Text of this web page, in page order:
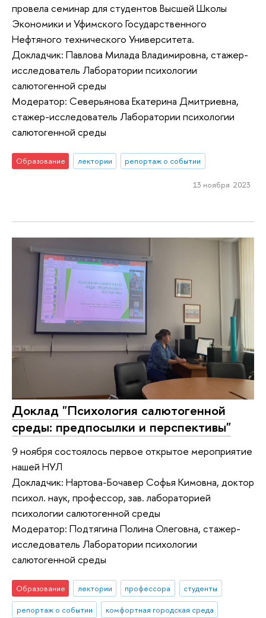
провела семинар для студентов Высшей Школы
Экономики и Уфимского Государственного
Нефтяного технического Университета.
Докладчик: Павлова Милада Владимировна, стажер-
исследователь Лаборатории психологии
салютогенной среды
Модератор: Северьянова Екатерина Дмитриевна,
стажер-исследователь Лаборатории психологии
салютогенной среды
Образование лектории репортаж о событии
13 ноября 2023
Доклад "Психология салютогенной
среды: предпосылки и перспективы"
9 ноября состоялось первое открытое мероприятие
нашей НУЛ
Докладчик: Нартова-Бочавер Софья Кимовна, доктор
психол. наук, профессор, зав. лабораторией
психологии салютогенной среды
Модератор: Подтягина Полина Олеговна, стажер-
исследователь Лаборатории психологии
салютогенной среды
Образование лектории профессора
студенты
репортаж о событии
комфортная городская среда